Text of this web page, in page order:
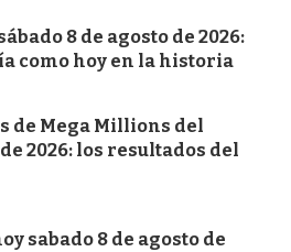
8 de agosto de 2026:
como hoy en la historia
de Mega Millions del
2026: los resultados del
sabado 8 de agosto de